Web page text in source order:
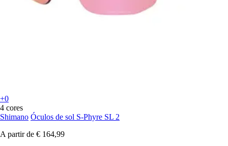
+0
4 cores
Shimano Óculos de sol S-Phyre SL 2
A partir de € 164,99